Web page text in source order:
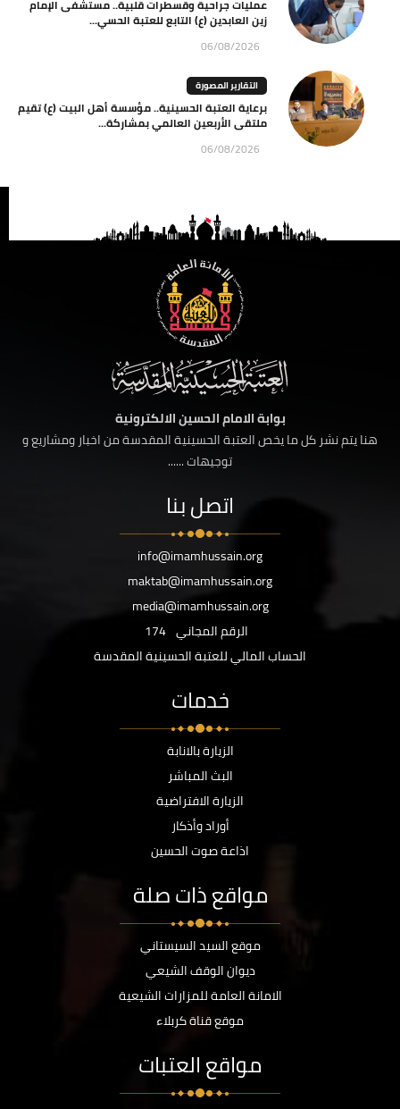
عمليات جراحية وقسطرات قلبية.. مستشفى الإمام
زين العابدين (ع) التابع للعتبة الحسي...
06/08/2026
التقارير المصورة
برعاية العتبة الحسينية.. مؤسسة أهل البيت (ع) تقيم
ملتقى الأربعين العالمي بمشاركة...
06/08/2026
بوابة الامام الحسين الالكترونية
هنا يتم نشر كل ما يخص العتبة الحسينية المقدسة من اخبار ومشاريع و
توجيهات ......
اتصل بنا
info@imamhussain.org
maktab@imamhussain.org
media@imamhussain.org
الرقم المجاني 174
الحساب المالي للعتبة الحسينية المقدسة
خدمات
الزيارة بالانابة
البث المباشر
الزيارة الافتراضية
أوراد وأذكار
اذاعة صوت الحسين
مواقع ذات صلة
موقع السيد السيستاني
ديوان الوقف الشيعي
الامانة العامة للمزارات الشيعية
موقع قناة كربلاء
مواقع العتبات